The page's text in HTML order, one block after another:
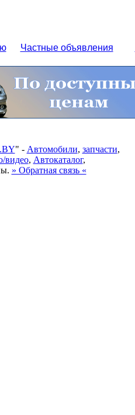
Частные объявления
" - Автомобили, запчасти,
видео, Автокаталог,
» Обратная связь «